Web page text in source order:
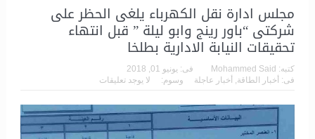
مجلس ادارة نقل الكهرباء يلغى الحظر على
شركتى “باور رينج وابو ليلة ” قبل انتهاء
تحقيقات النيابة الادارية بطلخا
كتبه: Mohammed Said فى: يونيو 01, 2018
فى: أخبار الطاقة, أخبار عاجلة وسوم: لا يوجد تعليقات